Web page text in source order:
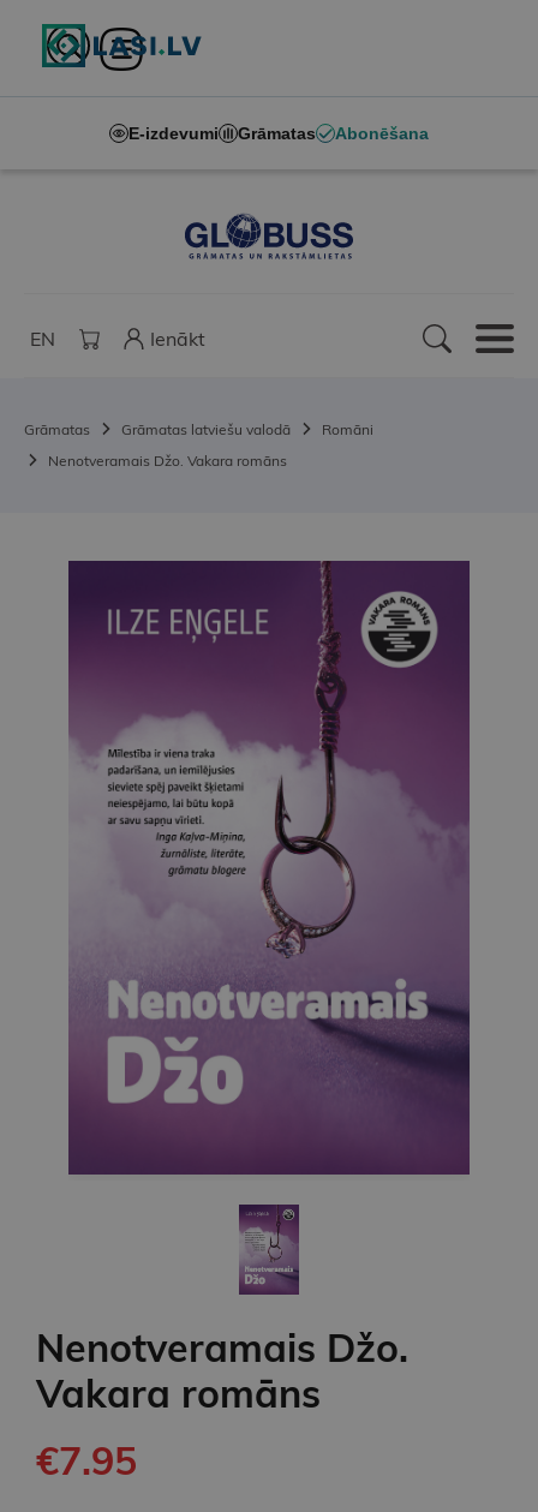
E-izdevumi Grāmatas Abonēšana
EN Ienākt
Grāmatas Grāmatas latviešu valodā
Romāni
Nenotveramais Džo. Vakara romāns
Nenotveramais Džo.
Vakara romāns
€7.95